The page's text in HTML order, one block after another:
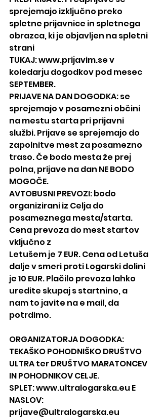
sprejemajo izključno preko
spletne prijavnice in spletnega
obrazca, ki je objavljen na spletni
strani
TUKAJ: www.prijavim.se v
koledarju dogodkov pod mesec
SEPTEMBER.
PRIJAVE NA DAN DOGODKA: se
sprejemajo v posamezni občini
na mestu starta pri prijavni
službi. Prijave se sprejemajo do
zapolnitve mest za posamezno
traso. Če bodo mesta že prej
polna, prijave na dan NE BODO
MOGOČE.
AVTOBUSNI PREVOZI: bodo
organizirani iz Celja do
posameznega mesta/starta.
Cena prevoza do mest startov
vključno z
Letušem je 7 EUR. Cena od Letuša
dalje v smeri proti Logarski dolini
je 10 EUR. Plačilo prevoza lahko
uredite skupaj s startnino, a
nam to javite na e mail, da
potrdimo.
ORGANIZATORJA DOGODKA:
TEKAŠKO POHODNIŠKO DRUŠTVO
ULTRA ter DRUŠTVO MARATONCEV
IN POHODNIKOV CELJE.
SPLET: www.ultralogarska.eu E
NASLOV:
prijave@ultralogarska.eu